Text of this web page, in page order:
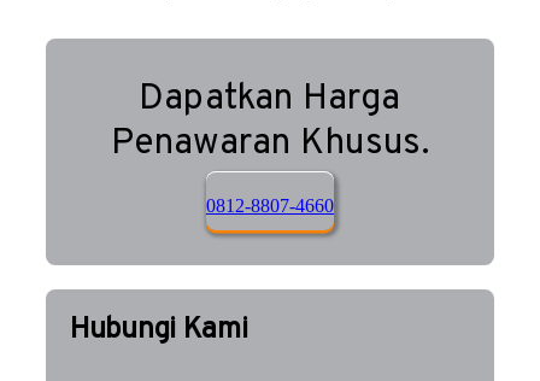
Dapatkan Harga
Penawaran Khusus.
0812-8807-4660
Hubungi Kami